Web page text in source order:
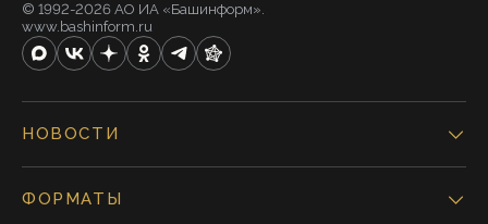
© 1992-2026 АО ИА «Башинформ».
www.bashinform.ru
НОВОСТИ
ФОРМАТЫ